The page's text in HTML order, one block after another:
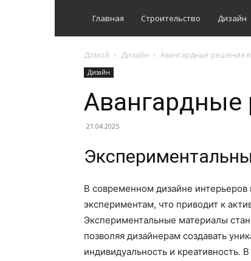
Главная Строительство Дизайн
Домой Дизайн Авангардные решения
Дизайн
Авангардные
21.04.2025
В современном дизайне
экспериментам, что приводит к
Экспериментальные материалы
позволяя дизайнерам создавать
индивидуальность и креативность.